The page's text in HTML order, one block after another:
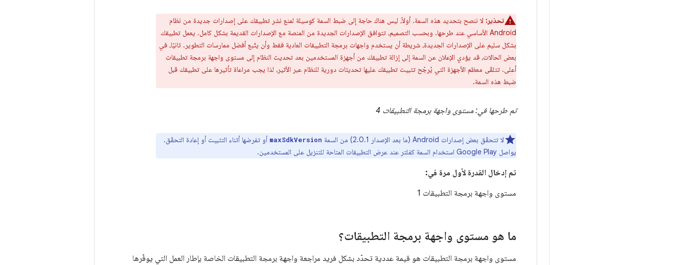
تحذير: لا ننصح بتحديد هذه السمة. أولاً، ليس هناك حاجة إلى ضبط السمة كوسيلة لمنع نشر تطبيقك على إصدارات جديدة من نظام
Android الأساسي عند طرحها. وبحسب التصميم، تتوافق الإصدارات الجديدة من المنصة مع الإصدارات القديمة بشكل كامل. يعمل تطبيقك
بشكل سليم على الإصدارات الجديدة، شريطة أن يستخدم واجهات برمجة التطبيقات العادية فقط وأن يتّبع أفضل ممارسات التطوير. ثانيًا، في
بعض الحالات، قد يؤدي الإعلان عن السمة إلى إزالة تطبيقك من أجهزة المستخدمين بعد تحديث النظام إلى مستوى واجهة برمجة تطبيقات
أعلى. تتلقّى معظم الأجهزة التي يُرجّح تثبيت تطبيقك عليها تحديثات دورية للنظام عبر الأثير، لذا يجب مراعاة تأثيرها على تطبيقك قبل
ضبط هذه السمة.
تم طرحها في: مستوى واجهة برمجة التطبيقات 4
لا تتحقّق بعض إصدارات Android (ما بعد الإصدار 2.0.1) من السمة maxSdkVersion أو تفرضها أثناء التثبيت أو إعادة التحقّق.
يواصل Google Play استخدام السمة كفلتر عند عرض التطبيقات المتاحة للتنزيل على المستخدمين.
تم إدخال القدرة لأول مرة في:
مستوى واجهة برمجة التطبيقات 1
ما هو مستوى واجهة برمجة التطبيقات؟
مستوى واجهة برمجة التطبيقات هو قيمة عددية تحدّد بشكل فريد مراجعة واجهة برمجة التطبيقات الخاصة بإطار العمل التي يوفّرها